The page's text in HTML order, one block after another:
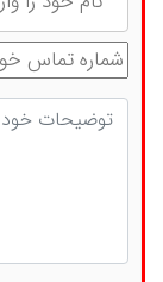
شماره تماس
توضیحات